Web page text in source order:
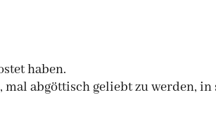
haben.
abgöttisch geliebt zu werden, in